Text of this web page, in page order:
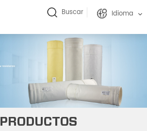
Buscar Idioma
PRODUCTOS